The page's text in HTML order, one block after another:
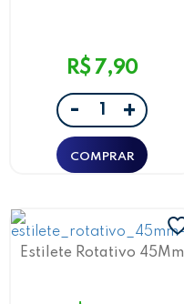
R$ 7,90
- +
Estilete Rotativo 45Mm